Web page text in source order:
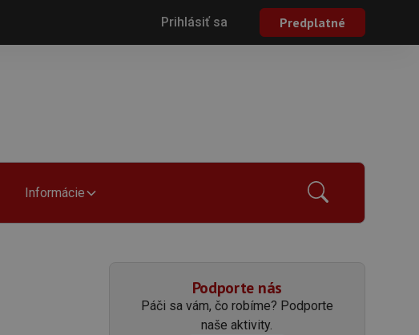
Prihlásiť sa Predplatné
Informácie
Podporte nás
Páči sa vám, čo robíme? Podporte
naše aktivity.